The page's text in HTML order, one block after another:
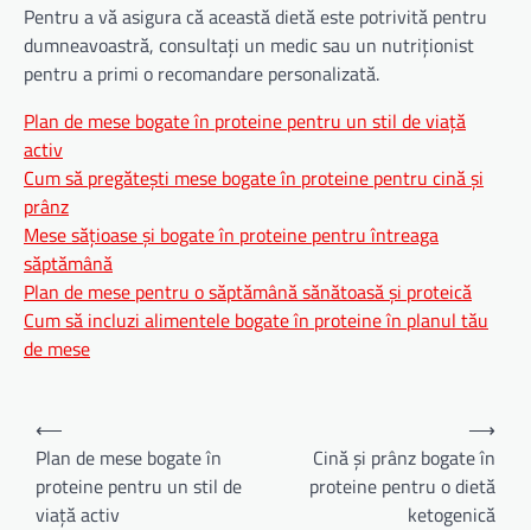
Pentru a vă asigura că această dietă este potrivită pentru
dumneavoastră, consultați un medic sau un nutriționist
pentru a primi o recomandare personalizată.
Plan de mese bogate în proteine pentru un stil de viață
activ
Cum să pregătești mese bogate în proteine pentru cină și
prânz
Mese sățioase și bogate în proteine pentru întreaga
săptămână
Plan de mese pentru o săptămână sănătoasă și proteică
Cum să incluzi alimentele bogate în proteine în planul tău
de mese
Navigare
în
articole
⟵
Plan de mese bogate în
proteine pentru un stil de
viață activ
Cină și prânz bogate în
proteine pentru o dietă
ketogenică
⟶